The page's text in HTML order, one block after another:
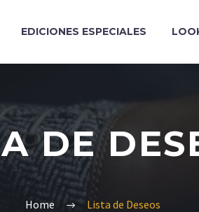
EDICIONES ESPECIALES
DE
Home Lista de Deseos